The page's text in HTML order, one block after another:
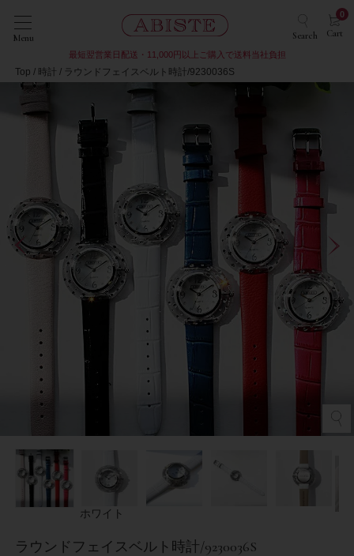
Menu Search Cart
0
最短翌営業日配送・11,000円以上ご購入で送料当社負担
Top 時計 ラウンドフェイスベルト時計/9230036S
ホワイト
ラウンドフェイスベルト時計/9230036S